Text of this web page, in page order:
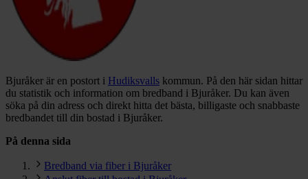
Bjuråker är en postort i Hudiksvalls kommun. På den här sidan hittar
du statistik och information om bredband i Bjuråker. Du kan även
söka på din adress och direkt hitta det bästa, billigaste och snabbaste
bredbandet till din bostad i Bjuråker.
På denna sida
Bredband via fiber i Bjuråker